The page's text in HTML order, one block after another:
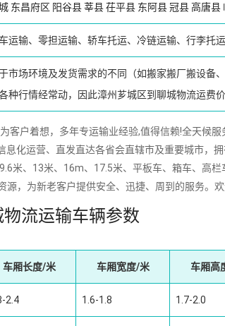
东昌府区 阳谷县莘县茌平县 东阿县冠县高唐县
运输、零担运输、轿车托运、冷链运输、行李托
市场环境及发货需求的不同（如搬家搬厂搬设备
种行情经常动，因此漳州芗城区到聊城物流运费
户着想，多年专运输业经验,值得信赖!全天候服
息化运营、直发直达各省会直辖市及重要城市，
米、13米、16m、17.5米、平板车、箱车、高
源，为新老客户提供安全、迅捷、周到的服务。
流运输车辆参数
车厢长度/米 车厢宽度/米 车厢高
2.4 1.6-1.8 1.7-2.0